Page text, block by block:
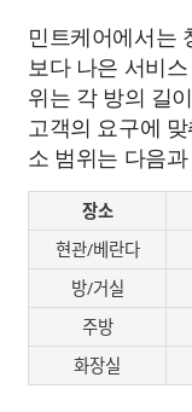
민트케어에서는
보다 나은 서비
위는 각 방의 길
고객의 요구에
소 범위는 다음
장소
현관/베란다
방/거실
주방
화장실